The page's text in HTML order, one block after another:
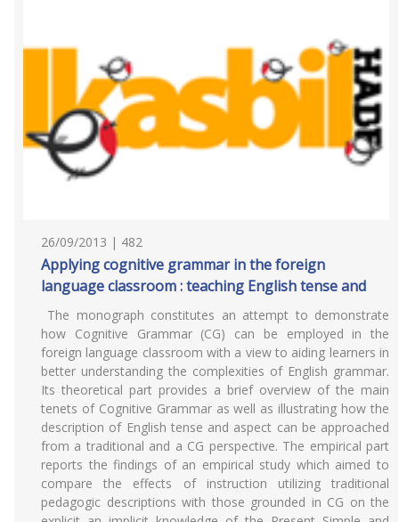
26/09/2013 | 482
Applying cognitive grammar in the foreign
language classroom : teaching English tense and
The monograph constitutes an attempt to demonstrate
how Cognitive Grammar (CG) can be employed in the
foreign language classroom with a view to aiding learners in
better understanding the complexities of English grammar.
Its theoretical part provides a brief overview of the main
tenets of Cognitive Grammar as well as illustrating how the
description of English tense and aspect can be approached
from a traditional and a CG perspective. The empirical part
reports the findings of an empirical study which aimed to
compare the effects of instruction utilizing traditional
pedagogic descriptions with those grounded in CG on the